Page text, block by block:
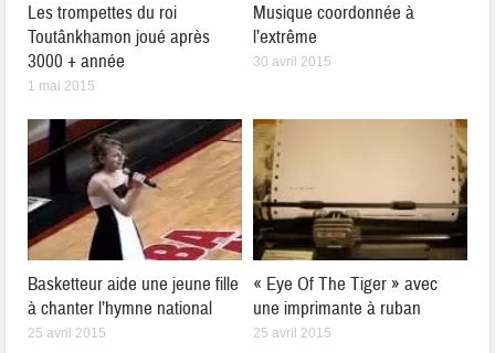
Les trompettes du roi
Toutânkhamon joué après
3000 + année
1 mai 2015
Musique coordonnée à
l’extrême
30 avril 2015
Basketteur aide une jeune fille
à chanter l’hymne national
25 avril 2015
« Eye Of The Tiger » avec
une imprimante à ruban
25 avril 2015